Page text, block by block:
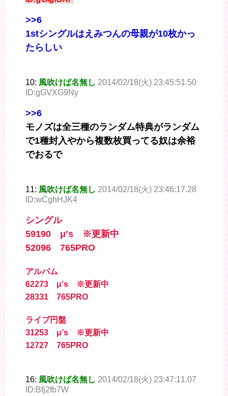
>>6
1stシングルはえみつんの母親が10枚かっ
たらしい
10: 風吹けば名無し 2014/02/18(火) 23:45:51.50
ID:gGVXG9Ny
>>6
モノズは全三種のランダム特典がランダム
で1種封入やから複数枚買ってる奴は余裕
でおるで
11: 風吹けば名無し 2014/02/18(火) 23:46:17.28
ID:wCghHJK4
シングル
59190 μ’s ※更新中
52096 765PRO
アルバム
62273 μ’s ※更新中
28331 765PRO
ライブ円盤
31253 μ’s ※更新中
12727 765PRO
16: 風吹けば名無し 2014/02/18(火) 23:47:11.07
ID:Bfj2fb7W